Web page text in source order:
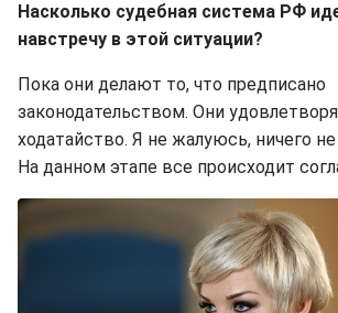
Насколько судебная система РФ
навстречу в этой ситуации?
Пока они делают то, что предписано
законодательством. Они
ходатайство. Я не жалуюсь, ничего не
На данном этапе все происходит